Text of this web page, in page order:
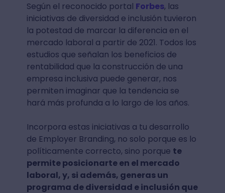
Según el reconocido portal Forbes, las
iniciativas de diversidad e inclusión tuvieron
la potestad de marcar la diferencia en el
mercado laboral a partir de 2021. Todos los
estudios que señalan los beneficios de
rentabilidad que la construcción de una
empresa inclusiva puede generar, nos
permiten imaginar que la tendencia se
hará más profunda a lo largo de los años.
Incorpora estas iniciativas a tu desarrollo
de Employer Branding, no solo porque es lo
políticamente correcto, sino porque te
permite posicionarte en el mercado
laboral, y, si además, generas un
programa de diversidad e inclusión que